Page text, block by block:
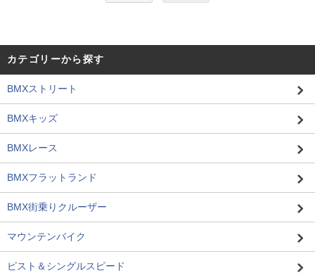
カテゴリーから探す
BMXストリート
BMXキッズ
BMXレース
BMXフラットランド
BMX街乗りクルーザー
マウンテンバイク
ピスト＆シングルスピード